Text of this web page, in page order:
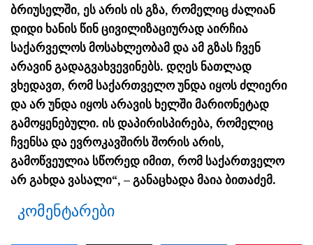
ბრიუსელში, ეს არის ის გზა, რომელიც ძალიან
დიდი ხანის წინ ცივილიზაციურად აირჩია
საქარველოს მოსახლეობამ და ამ გზას ჩვენ
არავინ გადაგვახვევინებს. დღეს ნათლად
ვხედავთ, რომ საქართველო უნდა იყოს ძლიერი
და არ უნდა იყოს არავის ხელში მარიონეტად
გამოყენებული. ის დაპირისპირება, რომელიც
ჩვენსა და ევროკავშირს შორის არის,
გამოწვეულია სწორედ იმით, რომ საქართველო
არ გახდა ვასალი“, – განაცხადა მაია ბითაძემ.
კომენტარები